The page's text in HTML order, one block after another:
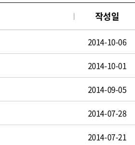
작성일
2014-10-06
2014-10-01
2014-09-05
2014-07-28
2014-07-21